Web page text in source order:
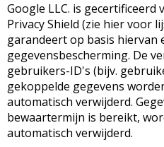
Google LLC. is gecertificeerd
Privacy Shield (zie hier voor
garandeert op basis hiervan
gegevensbescherming. De
gebruikers-ID's (bijv.
gekoppelde gegevens
automatisch verwijderd.
bewaartermijn is bereikt,
automatisch verwijderd.